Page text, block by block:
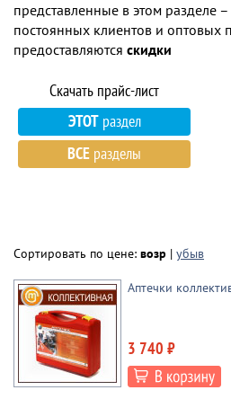
представленные в этом разделе –
постоянных клиентов и оптовых
предоставляются скидки
ЭТОТраздел
ВСЕ разделы
Сортировать по цене: возр | убыв
Аптечки
3 740 ₽